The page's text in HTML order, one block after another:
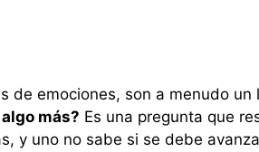
de emociones, son a menudo
más? Es una pregunta que
y uno no sabe si se debe